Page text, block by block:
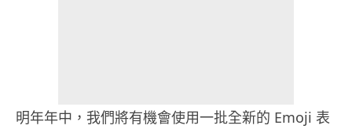
明年年中，我們將有機會使用一批全新的 Emoji 表